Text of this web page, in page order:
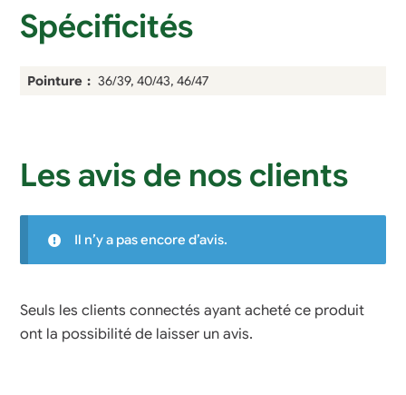
Spécificités
Pointure 36/39, 40/43, 46/47
Les avis de nos clients
Il n’y a pas encore d’avis.
Seuls les clients connectés ayant acheté ce produit
ont la possibilité de laisser un avis.